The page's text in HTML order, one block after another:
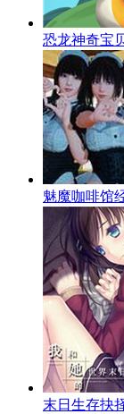
恐龙神奇宝
魅魔咖啡馆
末日生存抉